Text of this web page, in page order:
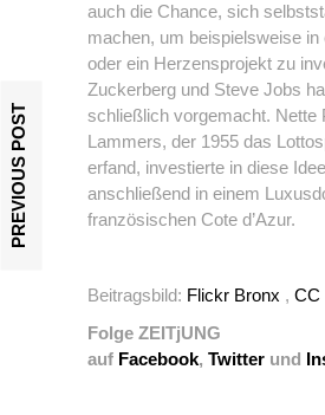
auch die Chance, sich
machen, um beispielsweise in
oder ein Herzensprojekt zu
Zuckerberg und Steve Jobs
schließlich vorgemacht. Nette
Lammers, der 1955 das
erfand, investierte in diese
anschließend in einem
französischen Cote d’Azur.
Beitragsbild: Flickr Bronx , CC
Folge ZEITjUNG
auf Facebook, Twitter und
PREVIOUS POST